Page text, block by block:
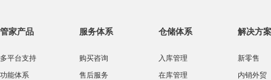
管家产品
多平台支持
功能体系
服务体系
购买咨询
售后服务
仓储体系
入库管理
在库管理
解决方案
新零售
内销外贸